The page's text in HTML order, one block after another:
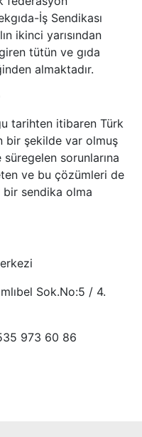
İş Sendikası
ikinci yarısından
tütün ve gıda
almaktadır.
tarihten itibaren Türk
bir şekilde var olmuş
süregelen sorunlarına
ve bu çözümleri de
bir sendika olma
Sok.No:5 / 4.
973 60 86